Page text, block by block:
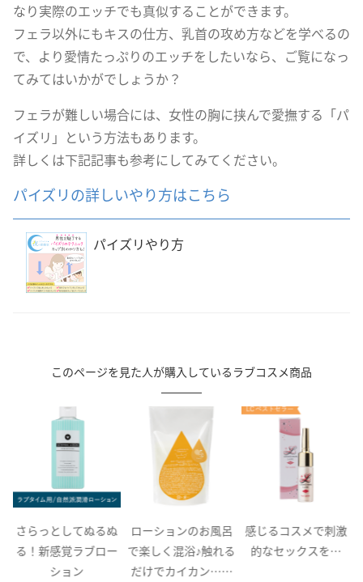
なり実際のエッチでも真似することができます。
フェラ以外にもキスの仕方、乳首の攻め方などを学べるの
で、より愛情たっぷりのエッチをしたいなら、ご覧になっ
てみてはいかがでしょうか？
フェラが難しい場合には、女性の胸に挟んで愛撫する「パ
イズリ」という方法もあります。
詳しくは下記記事も参考にしてみてください。
パイズリの詳しいやり方はこちら
パイズリやり方
このページを見た人が購入しているラブコスメ商品
さらっとしてぬるぬ
る！新感覚ラブロー
ション
ローションのお風呂
で楽しく混浴♪触れる
だけでカイカン…マ
感じるコスメで刺激
的なセックスを…